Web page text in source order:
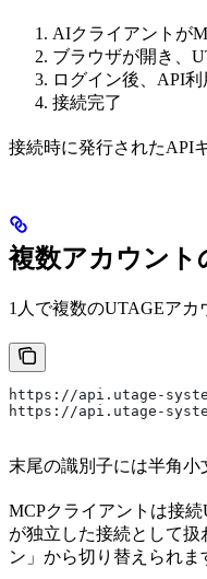
AIクライアントが
ブラウザが開き、
ログイン後、API
接続完了
接続時に発行されたAPI
複数アカウント
1人で複数のUTAGEア
https://api.utage-
https://api.utage-
末尾の識別子には半角小
MCPクライアントは接
が独立した接続として
ン」から切り替えられま